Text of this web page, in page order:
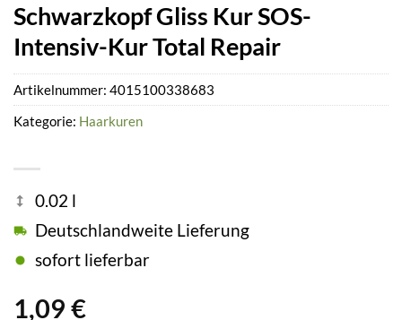
Schwarzkopf Gliss Kur SOS-
Intensiv-Kur Total Repair
1,09 €
0.02 l
Deutschlandweite Lieferung
sofort lieferbar
Artikelnummer: 4015100338683
Kategorie: Haarkuren